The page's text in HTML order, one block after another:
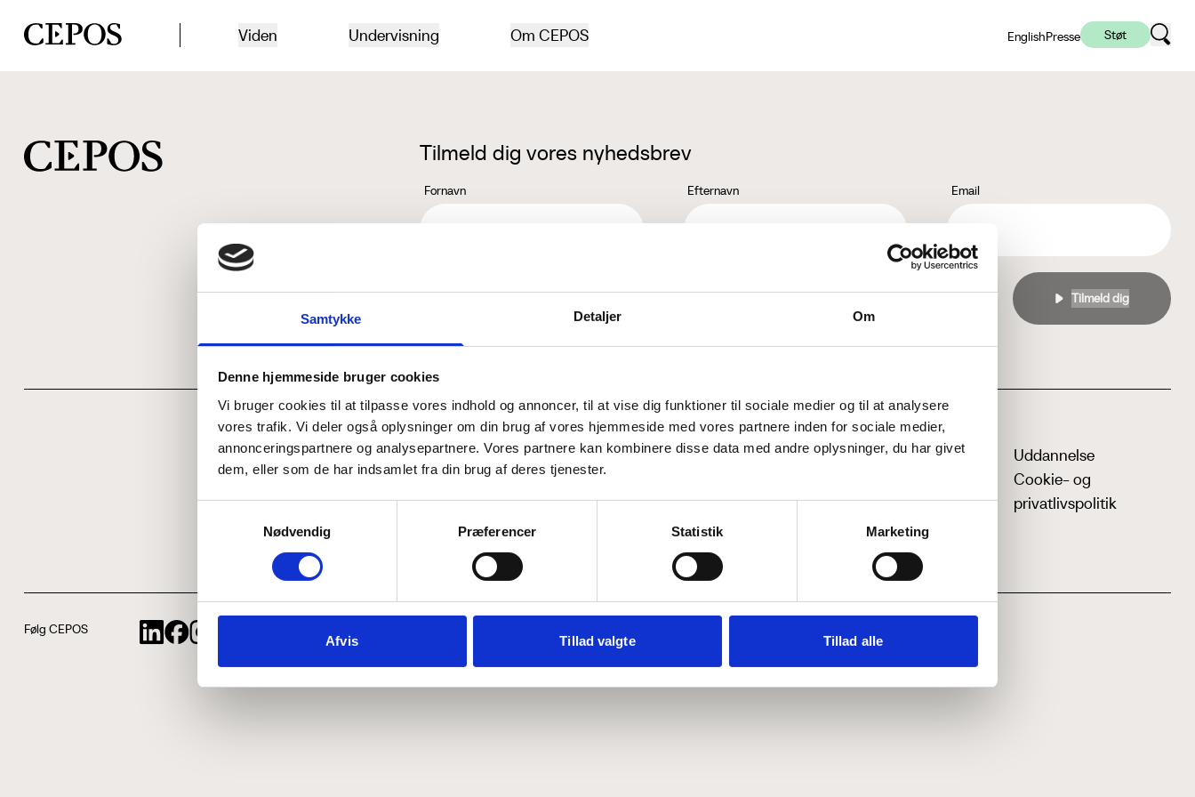
Samtykke Detaljer Om
Denne hjemmeside bruger cookies
Vi bruger cookies til at tilpasse vores indhold og annoncer, til at vise dig funktioner til sociale medier og til at analysere
vores trafik. Vi deler også oplysninger om din brug af vores hjemmeside med vores partnere inden for sociale medier,
annonceringspartnere og analysepartnere. Vores partnere kan kombinere disse data med andre oplysninger, du har givet
dem, eller som de har indsamlet fra din brug af deres tjenester.
Nødvendig
Præferencer Statistik Marketing
Afvis Tillad valgte Tillad alle
CEPOS logo Viden Undervisning Om CEPOS EnglishPresse Støt
Tilmeld dig vores nyhedsbrev
Fornavn Efternavn Email
Jeg accepterer behandlingen af mine personoplysninger i henhold tilprivatlivspolitikken
Hvem er CEPOS
Vores værdier
Medarbejdere
Kontakt
Analyser
ABCepos
Podcast
Uddannelse
Cookie- og
privatlivspolitik
Følg CEPOS